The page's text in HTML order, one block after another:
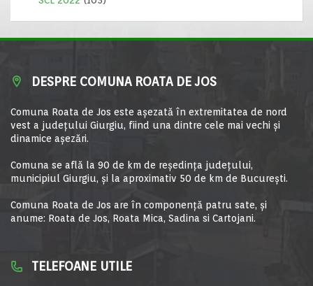
DESPRE COMUNA ROATA DE JOS
Comuna Roata de Jos este aşezată în extremitatea de nord
vest a judeţului Giurgiu, fiind una dintre cele mai vechi şi
dinamice aşezări.
Comuna se află la 90 de km de reşedinţa judeţului,
municipiul Giurgiu, şi la aproximativ 50 de km de Bucureşti.
Comuna Roata de Jos are în componență patru sate, și
anume: Roata de Jos, Roata Mica, Sadina si Cartojani.
TELEFOANE UTILE